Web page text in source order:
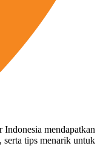
mendapatkan
serta tips menarik untuk